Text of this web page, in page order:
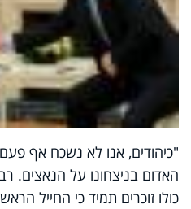
"כיהודים, אנו לא נשכח אף
האדום בניצחונו על הנאצים.
כולו זוכרים תמיד כי החייל